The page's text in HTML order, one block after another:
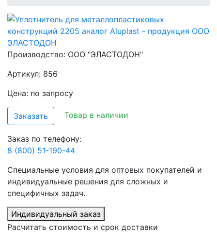
Производство: ООО "ЭЛАСТОДОН"
Артикул: 856
Цена: по запросу
Заказать Товар в наличии
Заказ по телефону:
8 (800) 51-190-44
Специальные условия для оптовых покупателей и
индивидуальные решения для сложных и
специфичных задач.
Индивидуальный заказ
Расчитать стоимость и срок доставки